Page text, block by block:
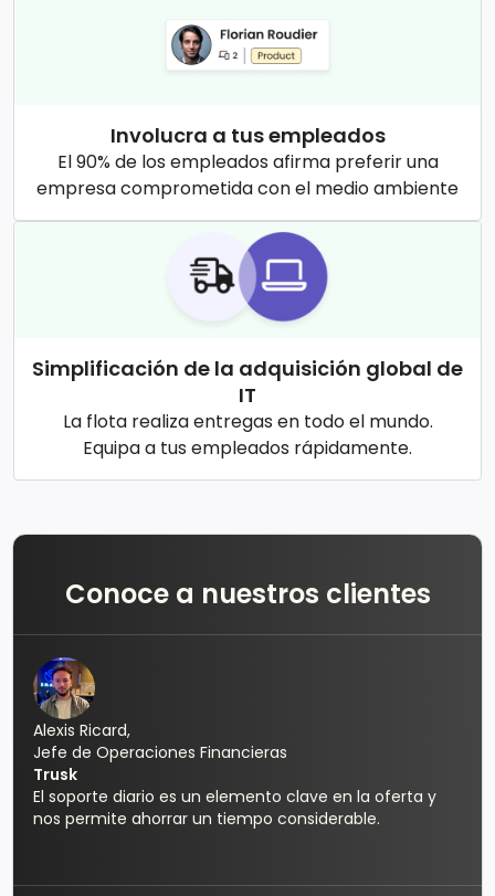
Involucra a tus empleados
El 90% de los empleados afirma preferir una
empresa comprometida con el medio ambiente
Simplificación de la adquisición global de
IT
La flota realiza entregas en todo el mundo.
Equipa a tus empleados rápidamente.
Conoce a nuestros clientes
Alexis Ricard,
Jefe de Operaciones Financieras
Trusk
El soporte diario es un elemento clave en la oferta y
nos permite ahorrar un tiempo considerable.